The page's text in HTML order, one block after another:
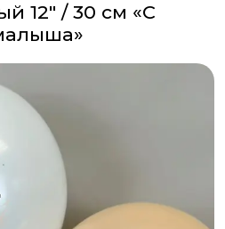
12" / 30 см «С